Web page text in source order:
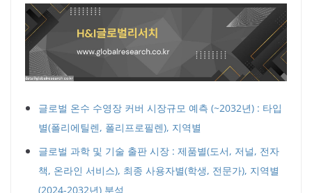
글로벌 온수 수영장 커버 시장규모 예측 (~2032년) : 타입
별(폴리에틸렌, 폴리프로필렌), 지역별
글로벌 과학 및 기술 출판 시장 : 제품별(도서, 저널, 전자
책, 온라인 서비스), 최종 사용자별(학생, 전문가), 지역별
(2024-2032년) 분석